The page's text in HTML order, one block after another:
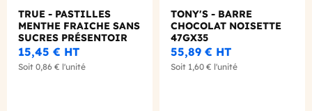
TRUE - PASTILLES
MENTHE FRAICHE SANS
SUCRES PRÉSENTOIR
13G X18
15,45 € HT
Soit 0,86 € l'unité
TONY'S - BARRE
CHOCOLAT NOISETTE
47GX35
55,89 € HT
Soit 1,60 € l'unité